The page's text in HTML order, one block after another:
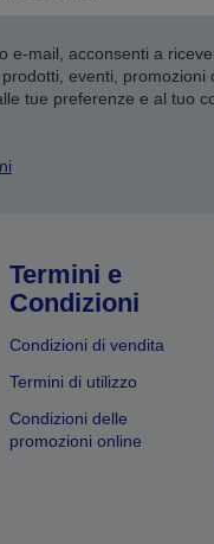
e-mail, acconsenti a
eventi,
tue preferenze e al tuo
Termini e
Condizioni
Condizioni di vendita
Termini di utilizzo
Condizioni delle
promozioni online